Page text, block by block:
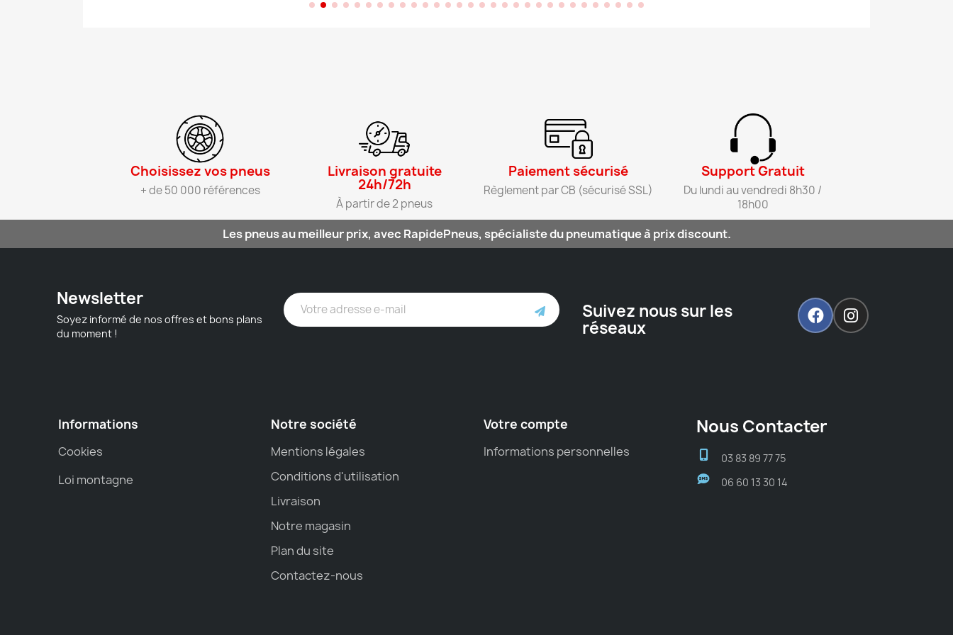
Choisissez vos pneus​
+ de 50 000 références
Livraison gratuite
24h/72h​
À partir de 2 pneus​
Paiement sécurisé​
Règlement par CB (sécurisé SSL)​
Support Gratuit​
Du lundi au vendredi 8h30 /
18h00​
Les pneus au meilleur prix, avec RapidePneus, spécialiste du pneumatique à prix discount.
Newsletter
Soyez informé de nos offres et bons plans
du moment !
Suivez nous sur les
réseaux
Informations
Cookies
Loi montagne
Notre société
Mentions légales
Conditions d'utilisation
Livraison
Notre magasin
Plan du site
Contactez-nous
Votre compte
Informations personnelles
Nous Contacter
03 83 89 77 75
06 60 13 30 14